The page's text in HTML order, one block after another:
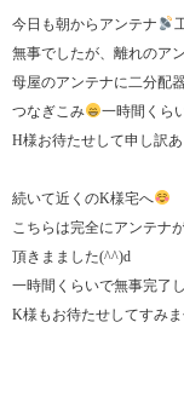
今日も朝からアンテナ
無事でしたが、離れのア
母屋のアンテナに二分配
つなぎこみ
一時間くら
H様お待たせして申し訳あ
続いて近くのK様宅へ
こちらは完全にアンテナ
頂きまました(^^)d
一時間くらいで無事完了
K様もお待たせしてすみ